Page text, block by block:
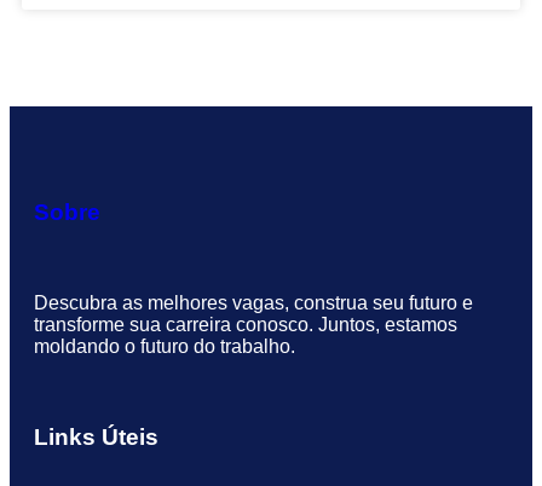
Sobre
Descubra as melhores vagas, construa seu futuro e
transforme sua carreira conosco. Juntos, estamos
moldando o futuro do trabalho.
Links Úteis